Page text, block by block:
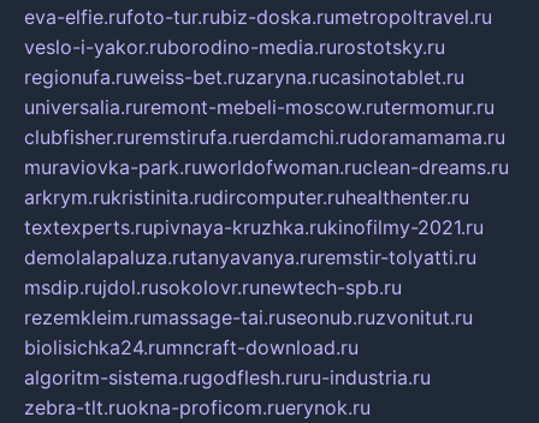
eva-elfie.rufoto-tur.rubiz-doska.rumetropoltravel.ru
veslo-i-yakor.ruborodino-media.rurostotsky.ru
regionufa.ruweiss-bet.ruzaryna.rucasinotablet.ru
universalia.ruremont-mebeli-moscow.rutermomur.ru
clubfisher.ruremstirufa.ruerdamchi.rudoramamama.ru
muraviovka-park.ruworldofwoman.ruclean-dreams.ru
arkrym.rukristinita.rudircomputer.ruhealthenter.ru
textexperts.rupivnaya-kruzhka.rukinofilmy-2021.ru
demolalapaluza.rutanyavanya.ruremstir-tolyatti.ru
msdip.rujdol.rusokolovr.runewtech-spb.ru
rezemkleim.rumassage-tai.ruseonub.ruzvonitut.ru
biolisichka24.rumncraft-download.ru
algoritm-sistema.rugodflesh.ruru-industria.ru
zebra-tlt.ruokna-proficom.ruerynok.ru